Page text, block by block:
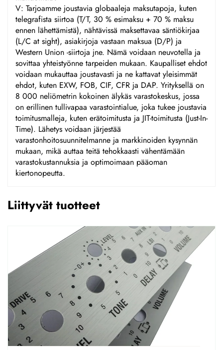
V: Tarjoamme joustavia globaaleja maksutapoja, kuten
telegrafista siirtoa (T/T, 30 % esimaksu + 70 % maksu
ennen lähettämistä), nähtävissä maksettavaa säntiökirjaa
(L/C at sight), asiakirjoja vastaan maksua (D/P) ja
Western Union -siirtoja jne. Nämä voidaan neuvotella ja
sovittaa yhteistyönne tarpeiden mukaan. Kaupalliset ehdot
voidaan mukauttaa joustavasti ja ne kattavat yleisimmät
ehdot, kuten EXW, FOB, CIF, CFR ja DAP. Yrityksellä on
8 000 neliömetrin kokoinen älykäs varastokeskus, jossa
on erillinen tullivapaa varastointialue, joka tukee joustavia
toimitusmalleja, kuten erätoimitusta ja JIT-toimitusta (Just-In-
Time). Lähetys voidaan järjestää
varastonhoitosuunnitelmanne ja markkinoiden kysynnän
mukaan, mikä auttaa teitä tehokkaasti vähentämään
varastokustannuksia ja optimoimaan pääoman
kiertonopeutta.
Liittyvät tuotteet